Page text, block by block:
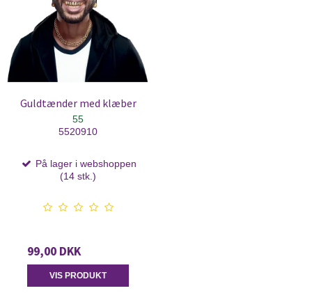
Guldtænder med klæber
55
5520910
På lager i webshoppen
(14 stk.)
99,00 DKK
VIS PRODUKT